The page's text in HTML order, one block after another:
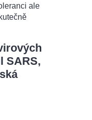
ale
SARS,